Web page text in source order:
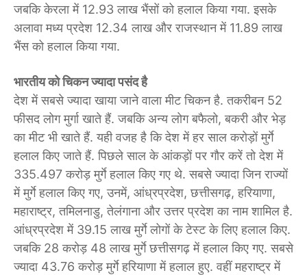
जबकि केरला में 12.93 लाख भैंसों को हलाल किया गया. इसके
अलावा मध्य प्रदेश 12.34 लाख और राजस्थान में 11.89 लाख
भैंस को हलाल किया गया.
भारतीय को चिकन ज्यादा पसंद है
देश में सबसे ज्यादा खाया जाने वाला मीट चिकन है. तकरीबन 52
फीसद लोग मुर्गा खाते हैं. जबकि अन्य लोग बफैलो, बकरी और भेड़
का मीट भी खाते हैं. यही वजह है कि देश में हर साल करोड़ों मुर्गे
हलाल किए जाते हैं. पिछले साल के आंकड़ों पर गौर करें तो देश में
335.497 करोड़ मुर्गे हलाल किए गए थे. सबसे ज्यादा जिन राज्यों
में मुर्गे हलाल किए गए, उनमें, आंध्रप्रदेश, छत्तीसगढ़, हरियाणा,
महाराष्ट्र, तमिलनाडु, तेलंगाना और उत्तर प्रदेश का नाम शामिल है.
आंध्रप्रदेश में 39.15 लाख मुर्गे लोगों के टेस्ट के लिए हलाल किए.
जबकि 28 करोड़ 48 लाख मुर्गे छत्तीसगढ़ में हलाल किए गए. सबसे
ज्यादा 43.76 करोड़ मुर्गे हरियाणा में हलाल हुए. वहीं महराष्ट्र में